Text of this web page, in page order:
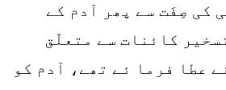
کی صِفَت سے پھر آدم کے
کائنات سے متعلّق
عطا فرما ئے تھے، آدم کو